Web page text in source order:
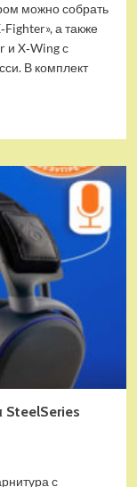
можно собрать
а также
и X‑Wing с
В комплект
SteelSeries
с